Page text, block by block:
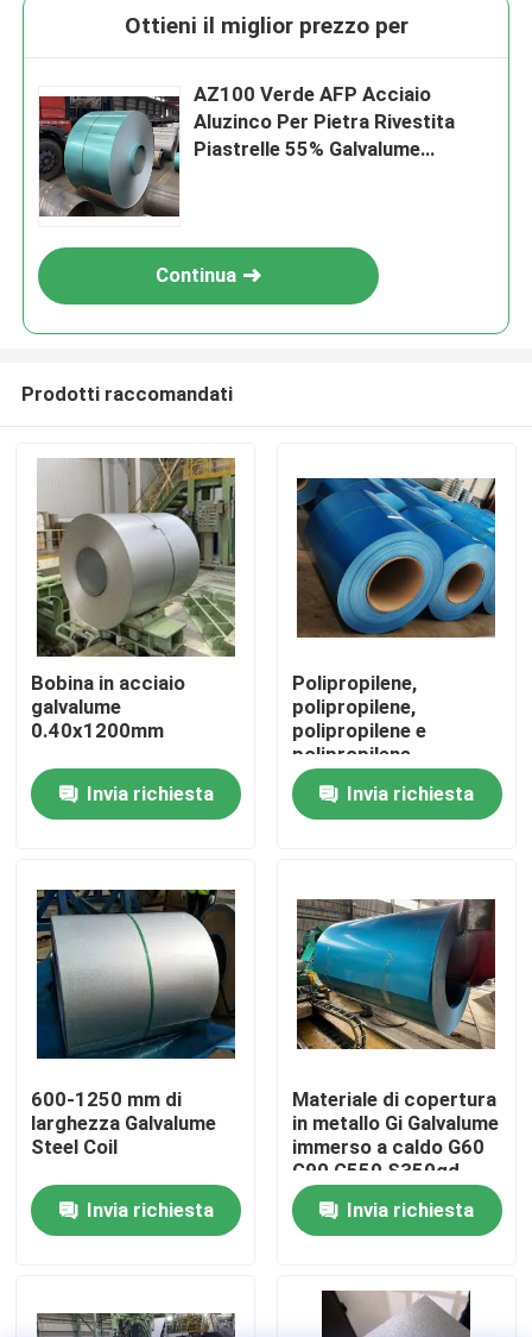
Casa.
Prodotti
Su di noi
Controllo della qualità
Contattaci
Notizie
Bobina in acciaio con rivestimento colorato
Ottieni il miglior prezzo per
AZ100 Verde AFP Acciaio
Aluzinco Per Pietra Rivestita
Piastrelle 55% Galvalume
Continua
Prodotti raccomandati
Bobina in acciaio
galvalume
0.40x1200mm
Invia richiesta
Polipropilene,
polipropilene,
polipropilene e
polipropilene
Invia richiesta
600-1250 mm di
larghezza Galvalume
Steel Coil
Invia richiesta
Materiale di copertura
in metallo Gi Galvalume
immerso a caldo G60
G90 G550 S350gd
ASTM A653 Z275
bobine rivestite di
zinco Dx51d Dx52D
Invia richiesta